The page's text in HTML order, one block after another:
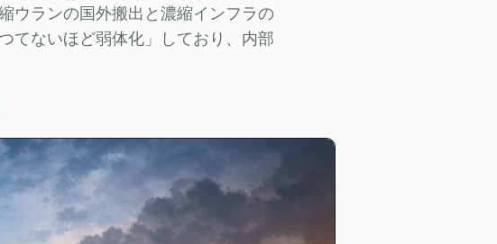
ウランの国外搬出と濃縮インフラの
てないほど弱体化」しており、内部